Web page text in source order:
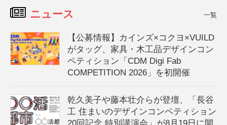
ニュース 一覧
【公募情報】カインズ×コクヨ×VUILD
がタッグ、家具・木工品デザインコン
ペティション「CDM Digi Fab
COMPETITION 2026」を初開催
乾久美子や藤本壮介らが登壇、「長谷
工 住まいのデザインコンペティション